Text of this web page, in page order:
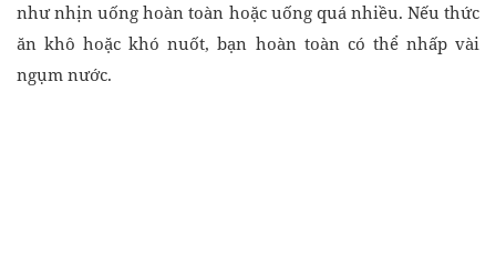
như nhịn uống hoàn toàn hoặc uống quá nhiều. Nếu thức
ăn khô hoặc khó nuốt, bạn hoàn toàn có thể nhấp vài
ngụm nước.